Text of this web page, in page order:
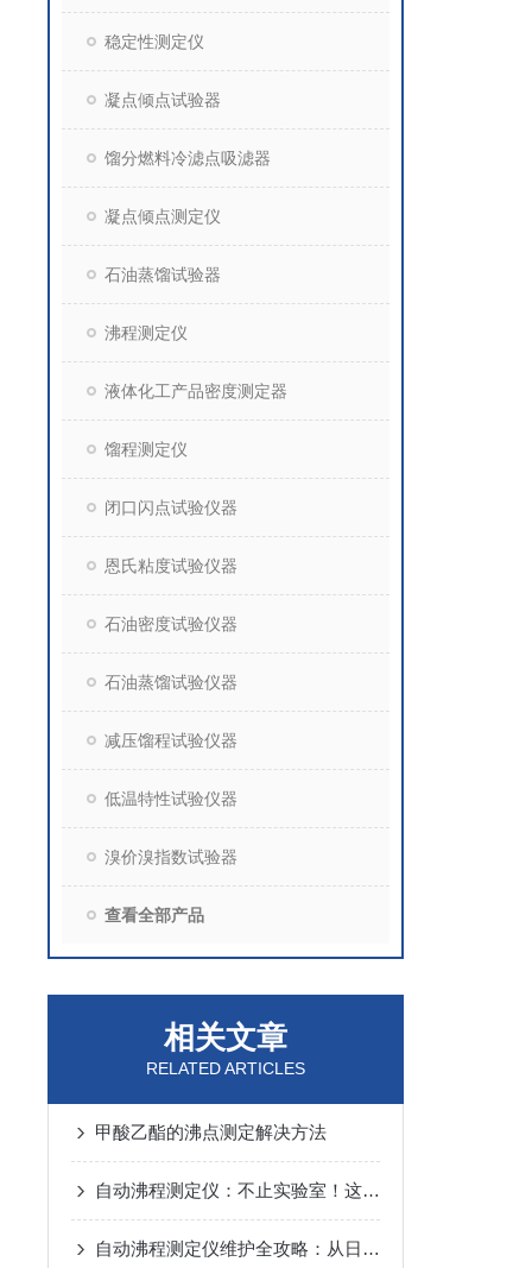
稳定性测定仪
凝点倾点试验器
馏分燃料冷滤点吸滤器
凝点倾点测定仪
石油蒸馏试验器
沸程测定仪
液体化工产品密度测定器
馏程测定仪
闭口闪点试验仪器
恩氏粘度试验仪器
石油密度试验仪器
石油蒸馏试验仪器
减压馏程试验仪器
低温特性试验仪器
溴价溴指数试验器
查看全部产品
相关文章
RELATED ARTICLES
甲酸乙酯的沸点测定解决方法
自动沸程测定仪：不止实验室！这些关键领域都在用它“精准控温”
自动沸程测定仪维护全攻略：从日常养护到故障预防，一步到位！